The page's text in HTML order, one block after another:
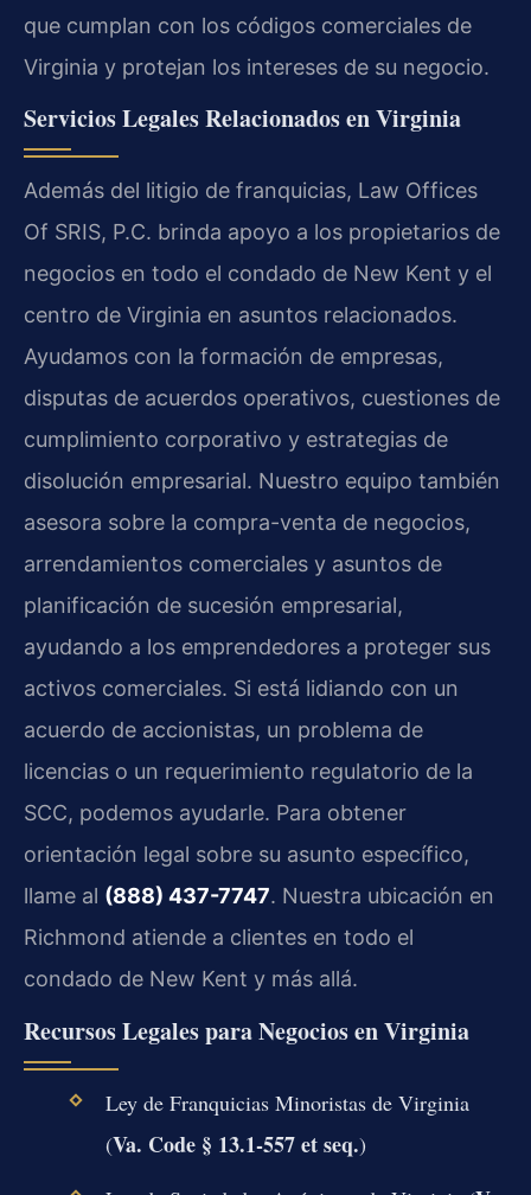
que cumplan con los códigos comerciales de
Virginia y protejan los intereses de su negocio.
Servicios Legales Relacionados en Virginia
Además del litigio de franquicias, Law Offices
Of SRIS, P.C. brinda apoyo a los propietarios de
negocios en todo el condado de New Kent y el
centro de Virginia en asuntos relacionados.
Ayudamos con la formación de empresas,
disputas de acuerdos operativos, cuestiones de
cumplimiento corporativo y estrategias de
disolución empresarial. Nuestro equipo también
asesora sobre la compra-venta de negocios,
arrendamientos comerciales y asuntos de
planificación de sucesión empresarial,
ayudando a los emprendedores a proteger sus
activos comerciales. Si está lidiando con un
acuerdo de accionistas, un problema de
licencias o un requerimiento regulatorio de la
SCC, podemos ayudarle. Para obtener
orientación legal sobre su asunto específico,
llame al (888) 437-7747. Nuestra ubicación en
Richmond atiende a clientes en todo el
condado de New Kent y más allá.
Recursos Legales para Negocios en Virginia
Ley de Franquicias Minoristas de Virginia
(Va. Code § 13.1-557 et seq.)